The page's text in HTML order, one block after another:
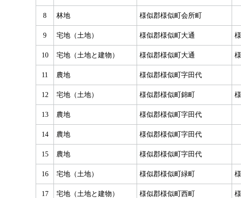
8 林地 様似郡様似町会所町
9 宅地（土地） 様似郡様似町大通
10 宅地（土地と建物） 様似郡様似町大通
11 農地 様似郡様似町字田代
12 宅地（土地） 様似郡様似町錦町
13 農地 様似郡様似町字田代
14 農地 様似郡様似町字田代
15 農地 様似郡様似町字田代
16 宅地（土地） 様似郡様似町緑町
17 宅地（土地と建物） 様似郡様似町西町